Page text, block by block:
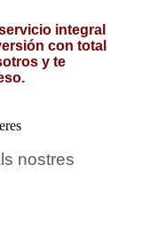
integral
con total
y te
nostres